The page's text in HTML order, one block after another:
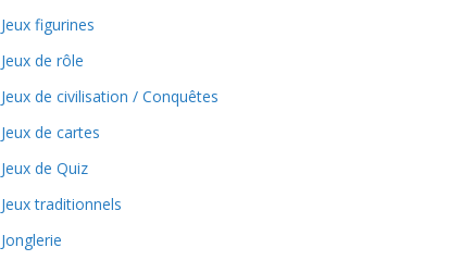
Jeux figurines
Jeux de rôle
Jeux de civilisation / Conquêtes
Jeux de cartes
Jeux de Quiz
Jeux traditionnels
Jonglerie